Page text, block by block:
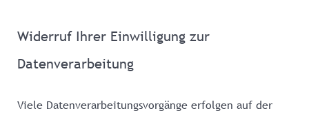
Widerruf Ihrer Einwilligung zur
Datenverarbeitung
Viele Datenverarbeitungsvorgänge erfolgen auf der